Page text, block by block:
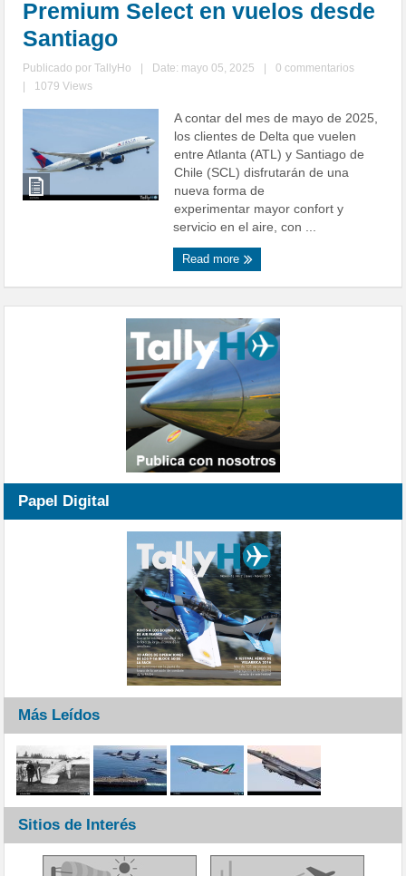
Premium Select en vuelos desde
Santiago
Publicado porTallyHo Date: mayo 05, 2025
0 commentarios
1079 Views
A contar del mes de mayo de 2025,
los clientes de Delta que vuelen
entre Atlanta (ATL) y Santiago de
Chile (SCL) disfrutarán de una
nueva forma de
experimentar mayor confort y
servicio en el aire, con ...
Read more
Papel Digital
Más Leídos
Sitios de Interés